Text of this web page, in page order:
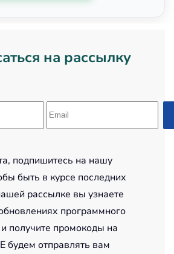
на рассылку
подпишитесь на нашу
быть в курсе последних
рассылке вы узнаете
программного
получите промокоды на
будем отправлять вам